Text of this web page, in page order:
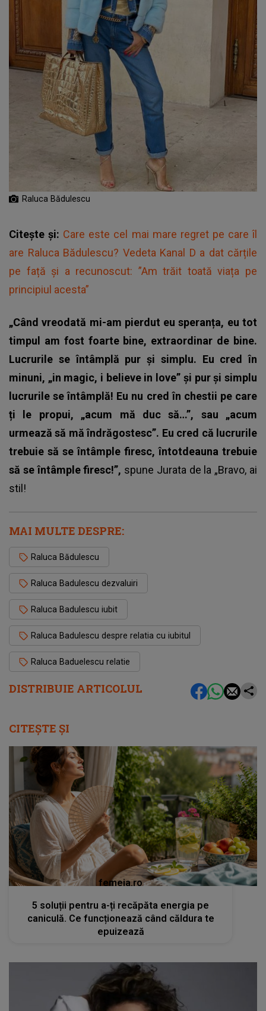
DISTRIBUIE ARTICOLUL
Raluca Bădulescu
Citește și: Care este cel mai mare regret pe care îl
are Raluca Bădulescu? Vedeta Kanal D a dat cărțile
pe față și a recunoscut: ”Am trăit toată viața pe
principiul acesta”
„Când vreodată mi-am pierdut eu speranța, eu tot
timpul am fost foarte bine, extraordinar de bine.
Lucrurile se întâmplă pur și simplu. Eu cred în
minuni, „in magic, i believe in love” și pur și simplu
lucrurile se întâmplă! Eu nu cred în chestii pe care
ți le propui, „acum mă duc să…”, sau „acum
urmează să mă îndrăgostesc”. Eu cred că lucrurile
trebuie să se întâmple firesc, întotdeauna trebuie
să se întâmple firesc!”, spune Jurata de la „Bravo, ai
stil!
MAI MULTE DESPRE:
Raluca Bădulescu
Raluca Badulescu dezvaluiri
Raluca Badulescu iubit
Raluca Badulescu despre relatia cu iubitul
Raluca Baduelescu relatie
CITEȘTE ȘI
femeia.ro
5 soluții pentru a-ți recăpăta energia pe
caniculă. Ce funcționează când căldura te
epuizează